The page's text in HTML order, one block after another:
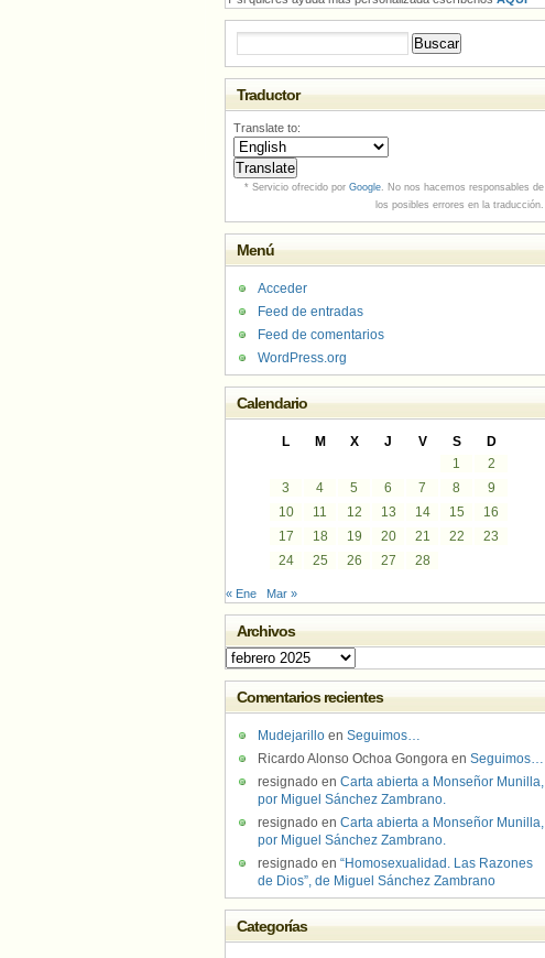
Traductor
Translate to:
* Servicio ofrecido por Google. No nos hacemos responsables de
los posibles errores en la traducción.
Menú
Acceder
Feed de entradas
Feed de comentarios
WordPress.org
Calendario
L M X J V S
D
1
2
3
4 5 6 7 8
9
10
11 12 13 14 15
16
17
18 19 20 21 22
23
24
25 26 27 28
« Ene Mar »
Archivos
Archivos
Comentarios recientes
Mudejarillo en Seguimos…
Ricardo Alonso Ochoa Gongora en Seguimos…
resignado en Carta abierta a Monseñor Munilla,
por Miguel Sánchez Zambrano.
resignado en Carta abierta a Monseñor Munilla,
por Miguel Sánchez Zambrano.
resignado en “Homosexualidad. Las Razones
de Dios”, de Miguel Sánchez Zambrano
Categorías